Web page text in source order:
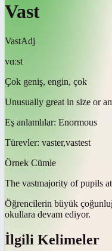
Vast
VastAdj
vɑːst
Çok geniş, engin, çok
Unusually great in size or
Eş anlamlılar: Enormous
Türevler: vaster,vastest
Örnek Cümle
The vastmajority of pupils
Öğrencilerin büyük
okullara devam ediyor.
İlgili Kelimeler